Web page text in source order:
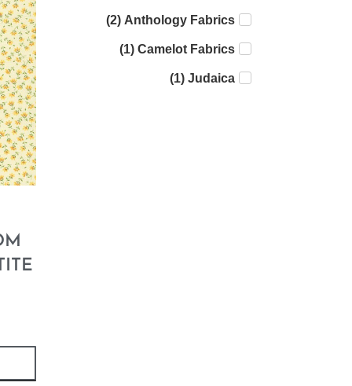
Anthology Fabrics
(
2
)
Camelot Fabrics
(
1
)
Judaica
(
1
)